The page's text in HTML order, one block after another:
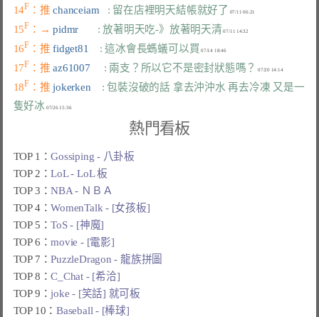
14F ：推 chanceiam : 留在店裡明天結帳就好了
15F ：→ pidmr : 放著明天吃-》放著明天清
16F ：推 fidget81 : 這冰會長螞蟻可以買 07/14 18:46
17F ：推 az61007 : 兩支？所以它不是密封狀態嗎？ 07/20 14:14
18F ：推 jokerken : 包裝沒破的話 拿去沖沖水 再去冷凍 又是一
隻好冰
07/26 15:36
熱門看板
TOP 1：Gossiping - 八卦板
TOP 2：LoL - LoL 板
TOP 3：NBA - ＮＢＡ
TOP 4：WomenTalk - [女孩板]
TOP 5：ToS - [神魔]
TOP 6：movie - [電影]
TOP 7：PuzzleDragon - 龍族拼圖
TOP 8：C_Chat - [希洽]
TOP 9：joke - [笑話] 就可板
TOP 10：Baseball - [棒球]